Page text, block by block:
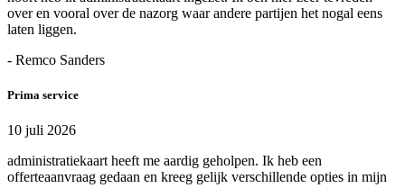
over en vooral over de nazorg waar andere partijen het nogal eens
laten liggen.
- Remco Sanders
Prima service
10 juli 2026
administratiekaart heeft me aardig geholpen. Ik heb een
offerteaanvraag gedaan en kreeg gelijk verschillende opties in mijn